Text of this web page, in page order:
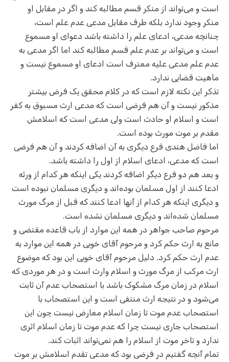
است و می‌تواند از منکر قسم مطالبه کند و اگر در مقابل او
منکر وجود ندارد بلکه طرف مقابل مدعی عدم علم است،
چنانچه مدعی، ادعای علم را داشته باشد دعوای او مسموع
است و می‌تواند بر عدم علم قسم مطالبه کند اما اگر مدعی به
عدم علم مدعی علیه معترف است ادعای او مسموع نیست و
ماهیت قضایی ندارد.
تذکر این نکته لازم است که در کلام محقق یک فرض بیشتر
مذکور نیست و آن هم فرضی است که مدعی ارث مسبوق به کفر
است و اسلام او حادث است ولی مدعی است که اسلامش
مقدم بر موت مورث بوده است.
اما فاضل هندی فرع دیگری به آن اضافه کردند و آن هم فرضی
است که مدعی، ادعای اسلام از اول را داشته باشد.
و بعد هم دو فرع دیگر اضافه کردند یکی اینکه هر کدام از ورثه
ادعا کنند از اول مسلمان بوده‌اند و دیگری مسلمان نبوده است
و دیگری اینکه هر کدام از آنها ادعا کنند که قبل از مرگ مورث
مسلمان شده‌اند و دیگری مسلمان نشده است.
مرحوم صاحب جواهر در همه این موارد از باب قاعده مقتضی و
مانع به ارث حکم کرد و مرحوم آقای خویی در همه این موارد به
عدم ارث حکم کرد. دلیل مرحوم آقای خویی این بود که موضوع
ارث مرکب از مرگ مورث و اسلام وارث است و در هر موردی که
اسلام در زمان مرگ مشکوک باشد با استصحاب عدم آن ثابت
می‌شود و در نتیجه ارث منتفی است و این استصحاب با
استصحاب عدم موت تا زمان اسلام معارض نیست چون این
استصحاب جاری نیست چرا که عدم موت تا زمان اسلام اثری
ندارد و تاخر موت از اسلام را هم نمی‌تواند اثبات کند.
تمام آنچه گفتیم در فرضی بود که مدعی تقدم اسلامش بر موت